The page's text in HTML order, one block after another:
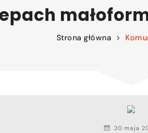
Strona główna
20 maja